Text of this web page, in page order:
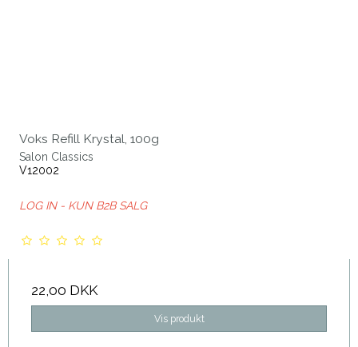
Voks Refill Krystal, 100g
Salon Classics
V12002
LOG IN - KUN B2B SALG
22,00 DKK
Vis produkt